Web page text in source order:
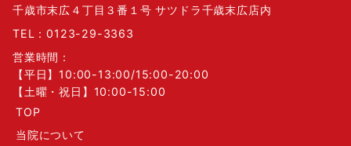
千歳市末広４丁目３番１号 サツドラ千歳末広店内
TEL：0123-29-3363
営業時間：
【平日】10:00-13:00/15:00-20:00
【土曜・祝日】10:00-15:00
TOP
当院について